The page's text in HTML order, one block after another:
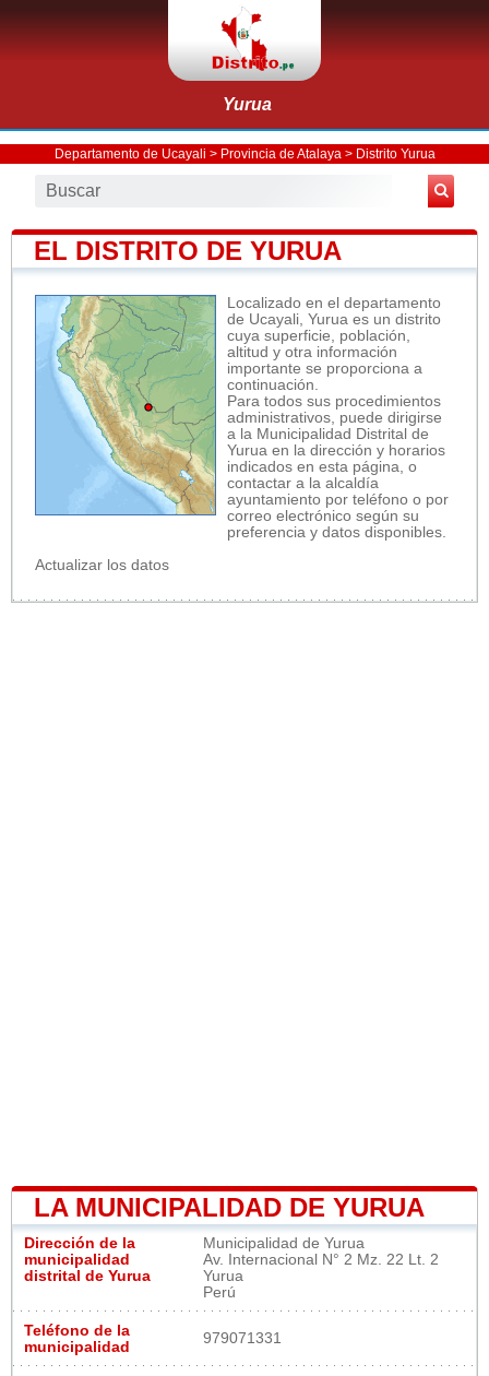
Yurua
Departamento de Ucayali > Provincia de Atalaya > Distrito Yurua
EL DISTRITO DE YURUA
Localizado en el departamento
de Ucayali, Yurua es un distrito
cuya superficie, población,
altitud y otra información
importante se proporciona a
continuación.
Para todos sus procedimientos
administrativos, puede dirigirse
a la Municipalidad Distrital de
Yurua en la dirección y horarios
indicados en esta página, o
contactar a la alcaldía
ayuntamiento por teléfono o por
correo electrónico según su
preferencia y datos disponibles.
Actualizar los datos
LA MUNICIPALIDAD DE YURUA
Dirección de la
municipalidad
distrital de Yurua
Municipalidad de Yurua
Av. Internacional N° 2 Mz. 22 Lt. 2
Yurua
Perú
Teléfono de la
municipalidad
979071331